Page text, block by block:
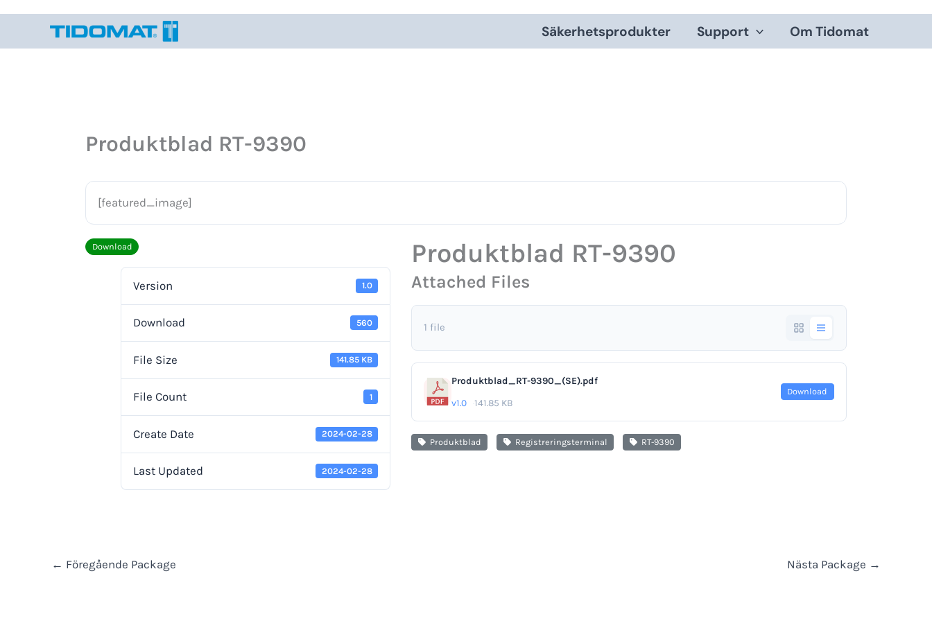
innehåll
Säkerhetsprodukter Support Om Tidomat
Produktblad RT-9390
[featured_image]
Download
Version 1.0
Download 560
File Size 141.85 KB
File Count 1
Create Date 2024-02-28
Last Updated 2024-02-28
Produktblad RT-9390
Attached Files
1 file
Produktblad_RT-9390_(SE).pdf
v1.0 141.85 KB
Download
Produktblad Registreringsterminal RT-9390
← Föregående Package Nästa Package →